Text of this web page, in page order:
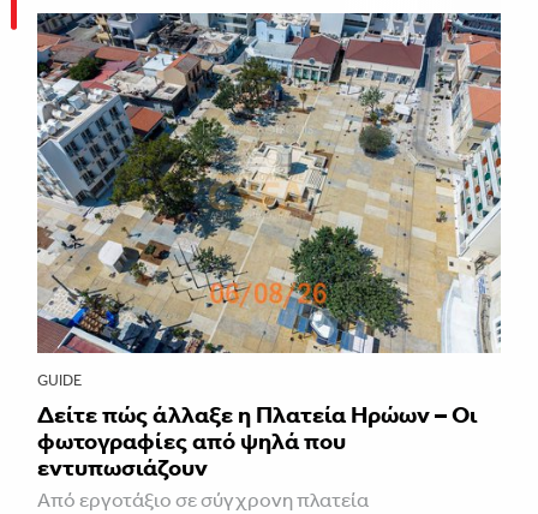
GUIDE
Δείτε πώς άλλαξε η Πλατεία Ηρώων – Οι
φωτογραφίες από ψηλά που
εντυπωσιάζουν
Από εργοτάξιο σε σύγχρονη πλατεία